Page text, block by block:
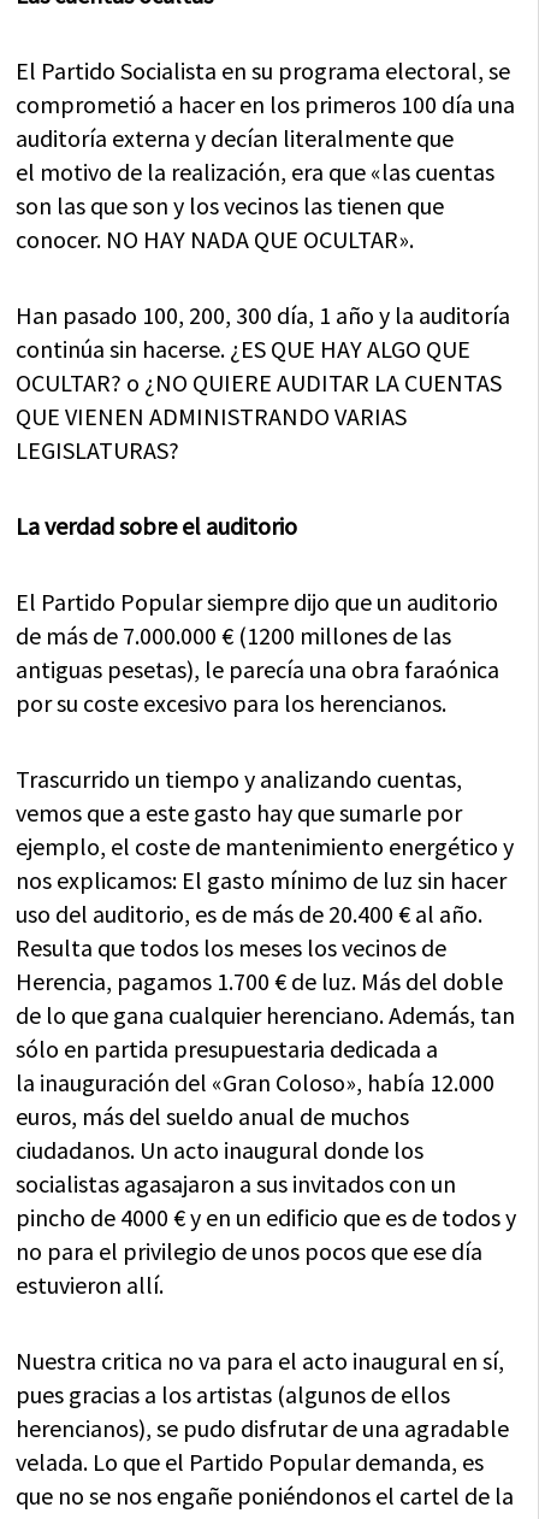
El Partido Socialista en su programa electoral, se
comprometió a hacer en los primeros 100 día una
auditoría externa y decían literalmente que
el motivo de la realización, era que «las cuentas
son las que son y los vecinos las tienen que
conocer. NO HAY NADA QUE OCULTAR».
Han pasado 100, 200, 300 día, 1 año y la auditoría
continúa sin hacerse. ¿ES QUE HAY ALGO QUE
OCULTAR? o ¿NO QUIERE AUDITAR LA CUENTAS
QUE VIENEN ADMINISTRANDO VARIAS
LEGISLATURAS?
La verdad sobre el auditorio
El Partido Popular siempre dijo que un auditorio
de más de 7.000.000 € (1200 millones de las
antiguas pesetas), le parecía una obra faraónica
por su coste excesivo para los herencianos.
Trascurrido un tiempo y analizando cuentas,
vemos que a este gasto hay que sumarle por
ejemplo, el coste de mantenimiento energético y
nos explicamos: El gasto mínimo de luz sin hacer
uso del auditorio, es de más de 20.400 € al año.
Resulta que todos los meses los vecinos de
Herencia, pagamos 1.700 € de luz. Más del doble
de lo que gana cualquier herenciano. Además, tan
sólo en partida presupuestaria dedicada a
la inauguración del «Gran Coloso», había 12.000
euros, más del sueldo anual de muchos
ciudadanos. Un acto inaugural donde los
socialistas agasajaron a sus invitados con un
pincho de 4000 € y en un edificio que es de todos y
no para el privilegio de unos pocos que ese día
estuvieron allí.
Nuestra critica no va para el acto inaugural en sí,
pues gracias a los artistas (algunos de ellos
herencianos), se pudo disfrutar de una agradable
velada. Lo que el Partido Popular demanda, es
que no se nos engañe poniéndonos el cartel de la